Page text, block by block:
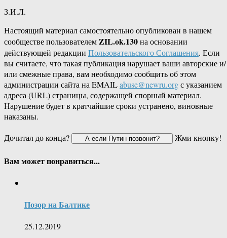
З.И.Л.
Настоящий материал самостоятельно опубликован в нашем
сообществе пользователемZIL.ok.130на основании
действующей редакции Пользовательского Соглашения. Если
вы считаете, что такая публикация нарушает ваши авторские и/
или смежные права, вам необходимо сообщить об этом
администрации сайта на EMAILabuse@newru.orgс указанием
адреса (URL) страницы, содержащей спорный материал.
Нарушение будет в кратчайшие сроки устранено, виновные
наказаны.
Дочитал до конца?
Жми кнопку!
Вам может понравиться...
Позор на Балтике
25.12.2019